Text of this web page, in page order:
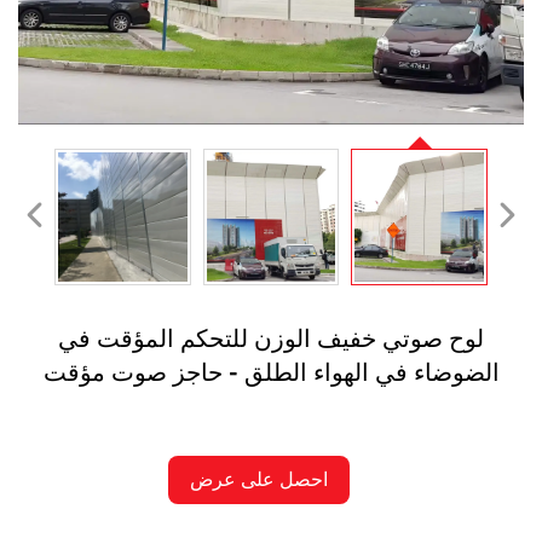
لوح صوتي خفيف الوزن للتحكم المؤقت في
الضوضاء في الهواء الطلق - حاجز صوت مؤقت
احصل على عرض